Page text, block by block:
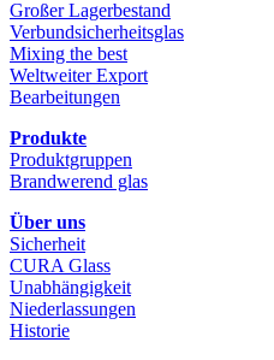
Großer Lagerbestand
Verbundsicherheitsglas
Mixing the best
Weltweiter Export
Bearbeitungen
Produkte
Produktgruppen
Brandwerend glas
Über uns
Sicherheit
CURA Glass
Unabhängigkeit
Niederlassungen
Historie